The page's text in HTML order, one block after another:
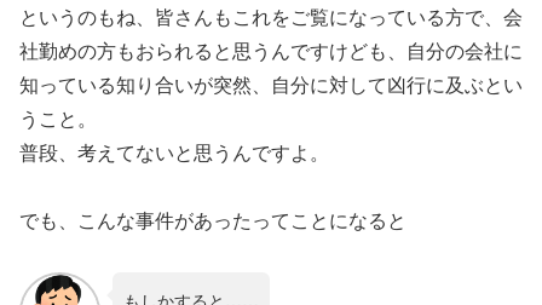
というのもね、皆さんもこれをご覧になっている方で、会
社勤めの方もおられると思うんですけども、自分の会社に
知っている知り合いが突然、自分に対して凶行に及ぶとい
うこと。
普段、考えてないと思うんですよ。
でも、こんな事件があったってことになると